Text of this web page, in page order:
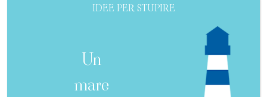
IDEE PER STUPIRE
Un
mare